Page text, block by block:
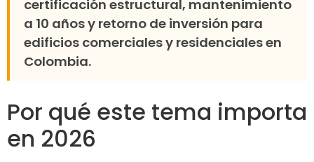
certificación estructural, mantenimiento
a 10 años y retorno de inversión para
edificios comerciales y residenciales en
Colombia.
Por qué este tema importa
en 2026